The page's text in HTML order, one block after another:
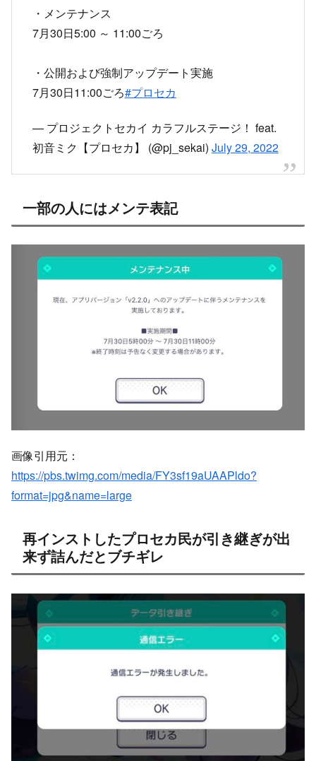
・メンテナンス
7月30日5:00 ～ 11:00ごろ
・公開および強制アップデート実施
7月30日11:00ごろ#プロセカ
— プロジェクトセカイ カラフルステージ！ feat.
初音ミク【プロセカ】 (@pj_sekai)July 29, 2022
一部の人にはメンテ表記
画像引用元：
https://pbs.twimg.com/media/FY3sf19aUAAPldo?
format=jpg&name=large
再インストしたプロセカ民が引き継ぎが出
来ず詰んだとブチギレ